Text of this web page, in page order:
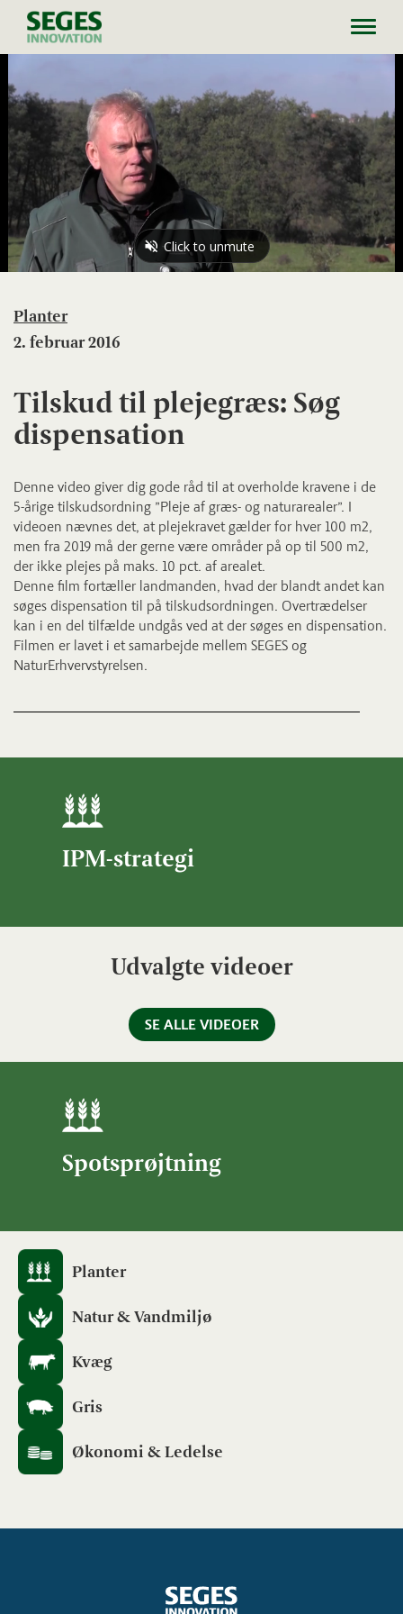
Planter
2. februar 2016
Tilskud til plejegræs: Søg
dispensation
Denne video giver dig gode råd til at overholde kravene i de
5-årige tilskudsordning ”Pleje af græs- og naturarealer”. I
videoen nævnes det, at plejekravet gælder for hver 100 m2,
men fra 2019 må der gerne være områder på op til 500 m2,
der ikke plejes på maks. 10 pct. af arealet.
Denne film fortæller landmanden, hvad der blandt andet kan
søges dispensation til på tilskudsordningen. Overtrædelser
kan i en del tilfælde undgås ved at der søges en dispensation.
Filmen er lavet i et samarbejde mellem SEGES og
NaturErhvervstyrelsen.
IPM-strategi
Udvalgte videoer
SE ALLE VIDEOER
Spotsprøjtning
Planter
Natur & Vandmiljø
Kvæg
Gris
Økonomi & Ledelse